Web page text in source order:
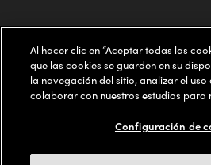
Prada
Michael Kors
Coach
Eyewear Trends
Our Lenses
Schedule an Eye Exam
AARP Members
Frame Advisor
Style Guide
Notice of Financial Incentive
Independent Doctor's Notice
Accessibility
Our Flagship Stores
Find a Store
Buy now, pay later with Klarna*, Affirm
Learn More
Al hacer clic en “Aceptar todas las
que las cookies se guarden en su
la navegación del sitio, analizar el uso
colaborar con nuestros estudios para
Configuración de